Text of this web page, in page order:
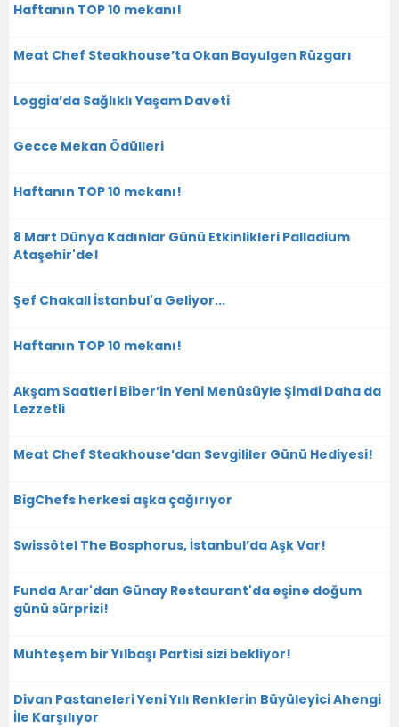
Haftanın TOP 10 mekanı!
Meat Chef Steakhouse’ta Okan Bayulgen Rüzgarı
Loggia’da Sağlıklı Yaşam Daveti
Gecce Mekan Ödülleri
Haftanın TOP 10 mekanı!
8 Mart Dünya Kadınlar Günü Etkinlikleri Palladium
Ataşehir'de!
Şef Chakall İstanbul'a Geliyor...
Haftanın TOP 10 mekanı!
Akşam Saatleri Biber’in Yeni Menüsüyle Şimdi Daha da
Lezzetli
Meat Chef Steakhouse’dan Sevgililer Günü Hediyesi!
BigChefs herkesi aşka çağırıyor
Swissôtel The Bosphorus, İstanbul’da Aşk Var!
Funda Arar'dan Günay Restaurant'da eşine doğum
günü sürprizi!
Muhteşem bir Yılbaşı Partisi sizi bekliyor!
Divan Pastaneleri Yeni Yılı Renklerin Büyüleyici Ahengi
İle Karşılıyor